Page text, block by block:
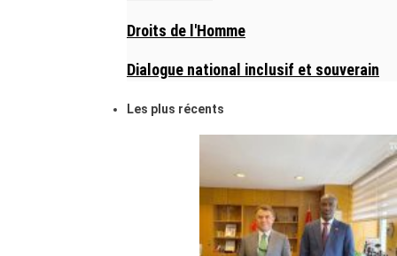
Droits de l'Homme
Dialogue national inclusif et souverain
Les plus récents